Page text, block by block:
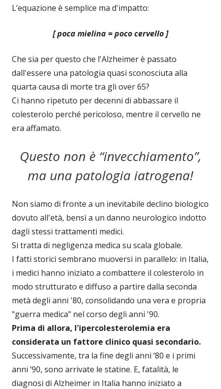
L’equazione è semplice ma d'impatto:
[ poca mielina = poco cervello ]
Che sia per questo che l'Alzheimer è passato
dall'essere una patologia quasi sconosciuta alla
quarta causa di morte tra gli over 65?
Ci hanno ripetuto per decenni di abbassare il
colesterolo perché pericoloso, mentre il cervello ne
era affamato.
Questo non è “invecchiamento”,
ma una patologia iatrogena!
Non siamo di fronte a un inevitabile declino biologico
dovuto all'età, bensì a un danno neurologico indotto
dagli stessi trattamenti medici.
Si tratta di negligenza medica su scala globale.
I fatti storici sembrano muoversi in parallelo: in Italia,
i medici hanno iniziato a combattere il colesterolo in
modo strutturato e diffuso a partire dalla seconda
metà degli anni '80, consolidando una vera e propria
"guerra medica" nel corso degli anni '90.
Prima di allora, l'ipercolesterolemia era
considerata un fattore clinico quasi secondario.
Successivamente, tra la fine degli anni ‘80 e i primi
anni ‘90, sono arrivate le statine. E, fatalità, le
diagnosi di Alzheimer in Italia hanno iniziato a